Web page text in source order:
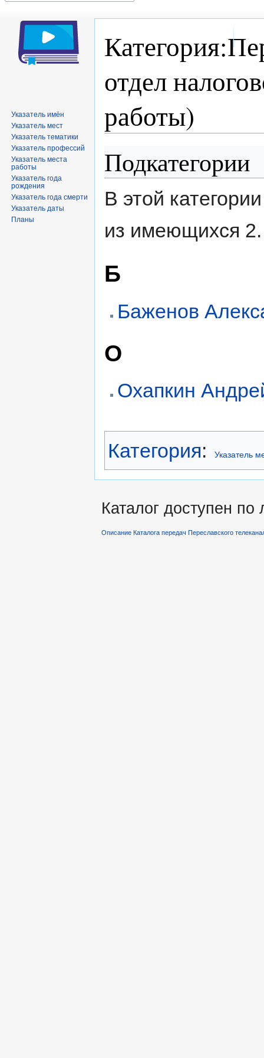
отдел
работы)
навигации
поиску
Подкатегории
В этой
из имеющихся 2.
Б
Баженов
О
Охапкин
Категория: Указатель
Указатель имён
Указатель мест
Указатель тематики
Указатель профессий
Указатель места
работы
Указатель года
рождения
Указатель года смерти
Указатель даты
Планы
Каталог доступен
Описание Каталога передач Переславского